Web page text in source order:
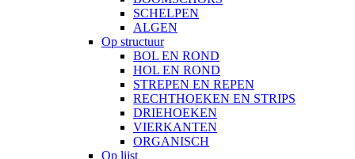
SCHELPEN
ALGEN
Op structuur
BOL EN ROND
HOL EN ROND
STREPEN EN REPEN
RECHTHOEKEN EN STRIPS
DRIEHOEKEN
VIERKANTEN
ORGANISCH
Op lijst